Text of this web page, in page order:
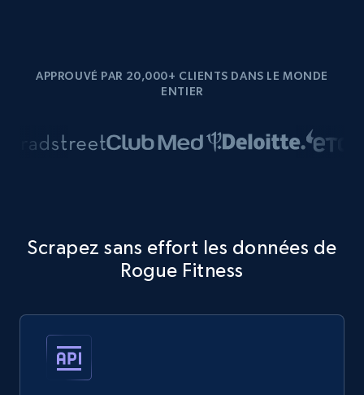
APPROUVÉ PAR 20,000+ CLIENTS DANS LE MONDE
ENTIER
Scrapez sans effort les données de
Rogue Fitness